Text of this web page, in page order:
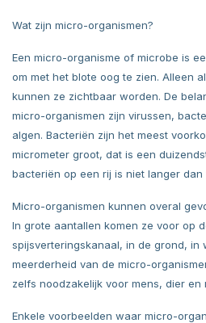
Wat zijn micro-organismen?
Een micro-organisme of microbe is
om met het blote oog te zien. Alleen
kunnen ze zichtbaar worden. De
micro-organismen zijn virussen,
algen. Bacteriën zijn het meest
micrometer groot, dat is een
bacteriën op een rij is niet langer dan
Micro-organismen kunnen overal
In grote aantallen komen ze voor op
spijsverteringskanaal, in de grond, in
meerderheid van de micro-
zelfs noodzakelijk voor mens, dier en
Enkele voorbeelden waar micro-